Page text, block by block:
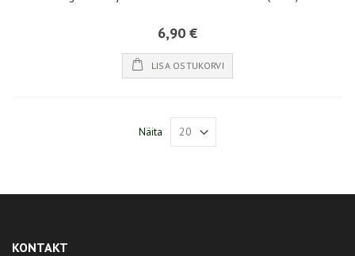
6,90 €
LISA OSTUKORVI
Näita
KONTAKT